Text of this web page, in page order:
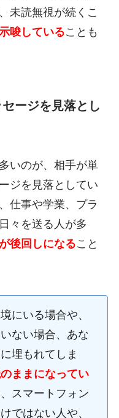
未読無視が続くこ
唆していることも
ージを見落とし
いのが、相手が単
ジを見落としてい
仕事や学業、プラ
々を送る人が多
後回しになること
にいる場合や、
ない場合、あな
埋もれてしま
ままになってい
スマートフォン
ではない人や、